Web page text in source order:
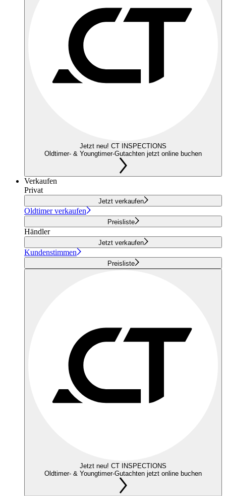
Jetzt neu! CT INSPECTIONS
Oldtimer- & Youngtimer-Gutachten jetzt online buchen
Verkaufen
Privat
Jetzt verkaufen
Oldtimer verkaufen
Preisliste
Händler
Jetzt verkaufen
Kundenstimmen
Preisliste
Jetzt neu! CT INSPECTIONS
Oldtimer- & Youngtimer-Gutachten jetzt online buchen